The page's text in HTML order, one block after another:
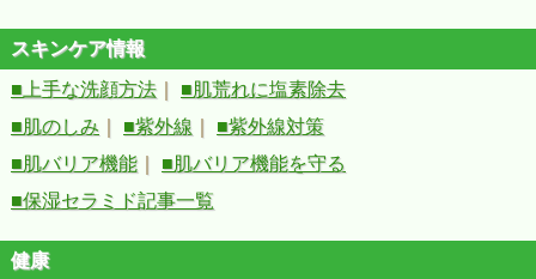
スキンケア情報
■上手な洗顔方法
■肌荒れに塩素除去
■肌のしみ
■紫外線
■紫外線対策
■肌バリア機能
■肌バリア機能を守る
■保湿セラミド記事一覧
健康